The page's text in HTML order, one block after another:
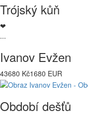
Trójský kůň
❤
...
Ivanov Evžen
43680 Kč1680 EUR
Období dešťů